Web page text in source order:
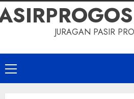
JURAGAN PASIR
Primary
Menu